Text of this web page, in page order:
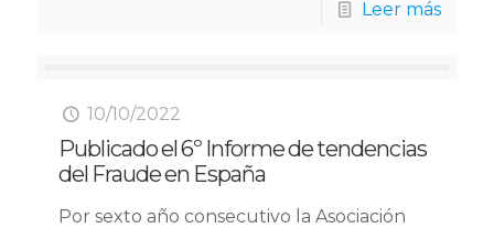
Leer más
10/10/2022
Publicado el 6º Informe de tendencias
del Fraude en España
Por sexto año consecutivo la Asociación